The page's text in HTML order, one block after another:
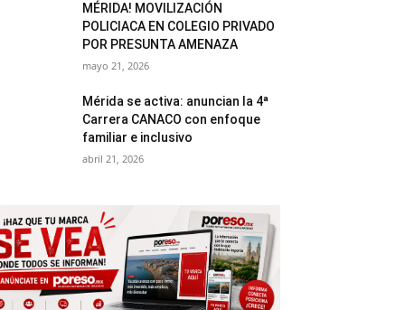
MÉRIDA! MOVILIZACIÓN
POLICIACA EN COLEGIO PRIVADO
POR PRESUNTA AMENAZA
mayo 21, 2026
Mérida se activa: anuncian la 4ª
Carrera CANACO con enfoque
familiar e inclusivo
abril 21, 2026